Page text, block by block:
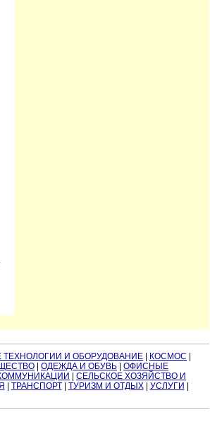
И ОБОРУДОВАНИЕ КОСМОС
ОДЕЖДА И ОБУВЬ
ОФИСНЫЕ
СЕЛЬСКОЕ ХОЗЯЙСТВО И
ТРАНСПОРТ| ТУРИЗМ И ОТДЫХ| УСЛУГИ